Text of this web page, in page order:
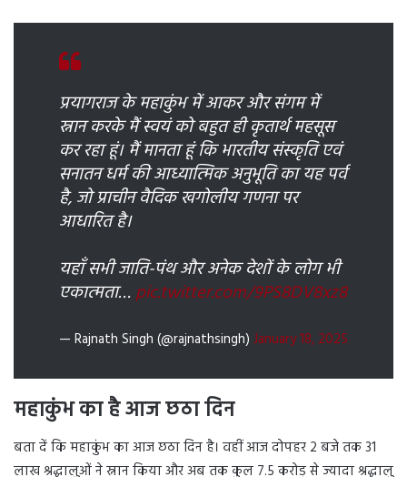
प्रयागराज के महाकुंभ में आकर और संगम में
स्नान करके मैं स्वयं को बहुत ही कृतार्थ महसूस
कर रहा हूं। मैं मानता हूं कि भारतीय संस्कृति एवं
सनातन धर्म की आध्यात्मिक अनुभूति का यह पर्व
है, जो प्राचीन वैदिक खगोलीय गणना पर
आधारित है।
यहाँ सभी जाति-पंथ और अनेक देशों के लोग भी
एकात्मता…pic.twitter.com/9PS8DV8xz8
— Rajnath Singh (@rajnathsingh) January 18, 2025
महाकुंभ का है आज छठा दिन
बता दें कि महाकुंभ का आज छठा दिन है। वहीं आज दोपहर 2 बजे तक 31
लाख श्रद्धालुओं ने स्नान किया और अब तक कुल 7.5 करोड़ से ज्यादा श्रद्धालु